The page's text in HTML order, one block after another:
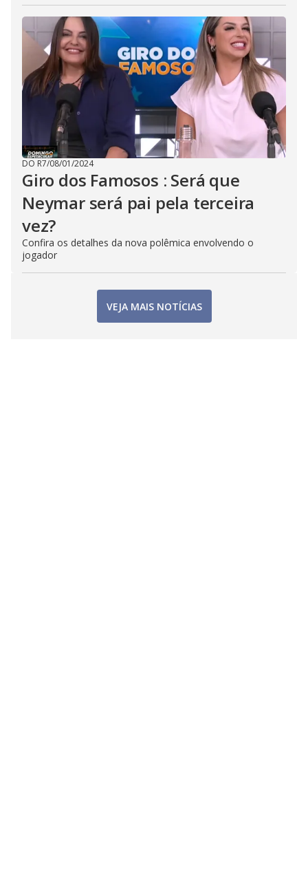
DO R7/08/01/2024
Giro dos Famosos : Será que
Neymar será pai pela terceira
vez?
Confira os detalhes da nova polêmica envolvendo o
jogador
VEJA MAIS NOTÍCIAS